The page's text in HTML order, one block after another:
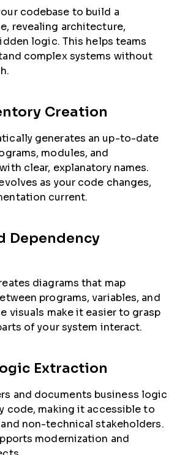
codebase to build a
revealing architecture,
logic. This helps teams
complex systems without
Creation
generates an up-to-date
modules, and
clear, explanatory names.
as your code changes,
current.
Dependency
diagrams that map
programs, variables, and
visuals make it easier to grasp
of your system interact.
Extraction
and documents business logic
code, making it accessible to
non-technical stakeholders.
modernization and